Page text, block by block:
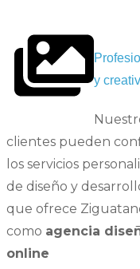
y
clientes pueden
los servicios
de diseño y
que ofrece
como agencia
online